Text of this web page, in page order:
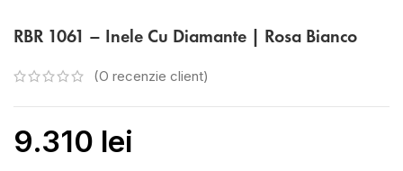
RBR 1061 – Inele Cu Diamante | Rosa Bianco
(O recenzie client)
9.310 lei